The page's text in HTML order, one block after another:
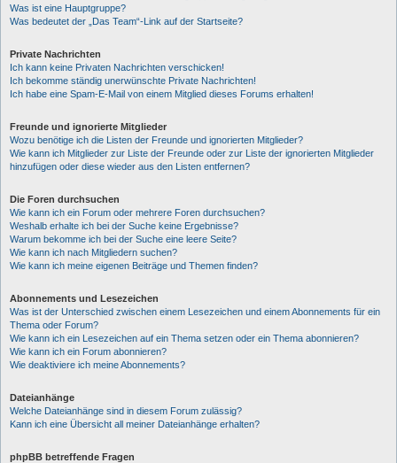
Was ist eine Hauptgruppe?
Was bedeutet der „Das Team“-Link auf der Startseite?
Private Nachrichten
Ich kann keine Privaten Nachrichten verschicken!
Ich bekomme ständig unerwünschte Private Nachrichten!
Ich habe eine Spam-E-Mail von einem Mitglied dieses Forums erhalten!
Freunde und ignorierte Mitglieder
Wozu benötige ich die Listen der Freunde und ignorierten Mitglieder?
Wie kann ich Mitglieder zur Liste der Freunde oder zur Liste der ignorierten Mitglieder
hinzufügen oder diese wieder aus den Listen entfernen?
Die Foren durchsuchen
Wie kann ich ein Forum oder mehrere Foren durchsuchen?
Weshalb erhalte ich bei der Suche keine Ergebnisse?
Warum bekomme ich bei der Suche eine leere Seite?
Wie kann ich nach Mitgliedern suchen?
Wie kann ich meine eigenen Beiträge und Themen finden?
Abonnements und Lesezeichen
Was ist der Unterschied zwischen einem Lesezeichen und einem Abonnements für ein
Thema oder Forum?
Wie kann ich ein Lesezeichen auf ein Thema setzen oder ein Thema abonnieren?
Wie kann ich ein Forum abonnieren?
Wie deaktiviere ich meine Abonnements?
Dateianhänge
Welche Dateianhänge sind in diesem Forum zulässig?
Kann ich eine Übersicht all meiner Dateianhänge erhalten?
phpBB betreffende Fragen